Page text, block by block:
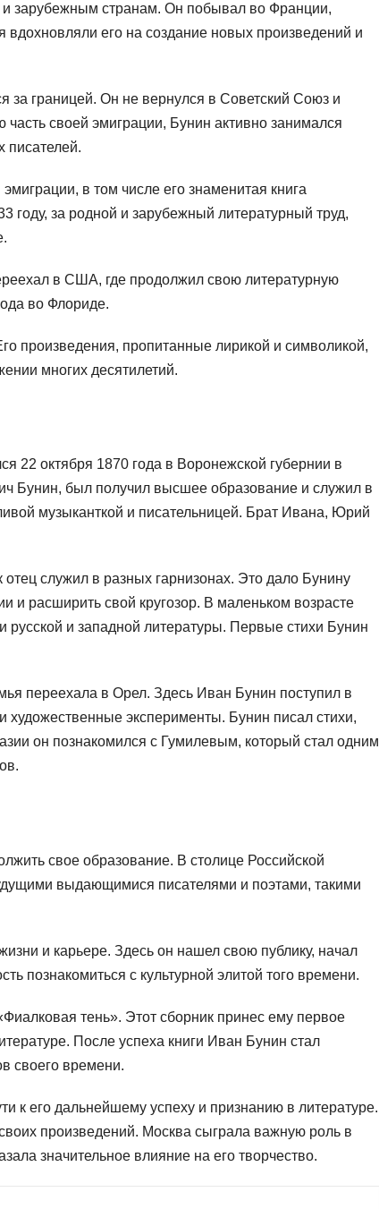
и зарубежным странам. Он побывал во Франции,
его на создание новых произведений и
за границей. Он не вернулся в Советский Союз и
своей эмиграции, Бунин активно занимался
писателей.
в том числе его знаменитая книга
году, за родной и зарубежный литературный труд,
в США, где продолжил свою литературную
во Флориде.
произведения, пропитанные лирикой и символикой,
многих десятилетий.
22 октября 1870 года в Воронежской губернии в
Бунин, был получил высшее образование и служил в
музыканткой и писательницей. Брат Ивана, Юрий
служил в разных гарнизонах. Это дало Бунину
и расширить свой кругозор. В маленьком возрасте
русской и западной литературы. Первые стихи Бунин
переехала в Орел. Здесь Иван Бунин поступил в
эксперименты. Бунин писал стихи,
он познакомился с Гумилевым, который стал одним
свое образование. В столице Российской
выдающимися писателями и поэтами, такими
и карьере. Здесь он нашел свою публику, начал
познакомиться с культурной элитой того времени.
тень». Этот сборник принес ему первое
После успеха книги Иван Бунин стал
своего времени.
к его дальнейшему успеху и признанию в литературе.
произведений. Москва сыграла важную роль в
значительное влияние на его творчество.